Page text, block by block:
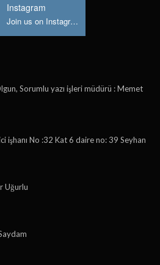
Instagram
Join us on Instagram
Sorumlu yazı işleri müdürü : Memet
işhanı No :32 Kat 6 daire no: 39 Seyhan
Uğurlu